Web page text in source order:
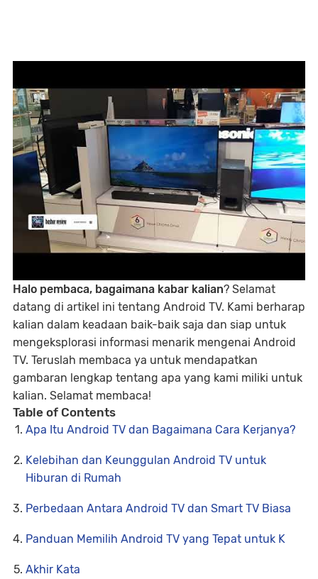
Halo pembaca, bagaimana kabar kalian? Selamat
datang di artikel ini tentang Android TV. Kami berharap
kalian dalam keadaan baik-baik saja dan siap untuk
mengeksplorasi informasi menarik mengenai Android
TV. Teruslah membaca ya untuk mendapatkan
gambaran lengkap tentang apa yang kami miliki untuk
kalian. Selamat membaca!
Table of Contents
Apa Itu Android TV dan Bagaimana Cara Kerjanya?
Kelebihan dan Keunggulan Android TV untuk
Hiburan di Rumah
Perbedaan Antara Android TV dan Smart TV Biasa
Panduan Memilih Android TV yang Tepat untuk K
Akhir Kata